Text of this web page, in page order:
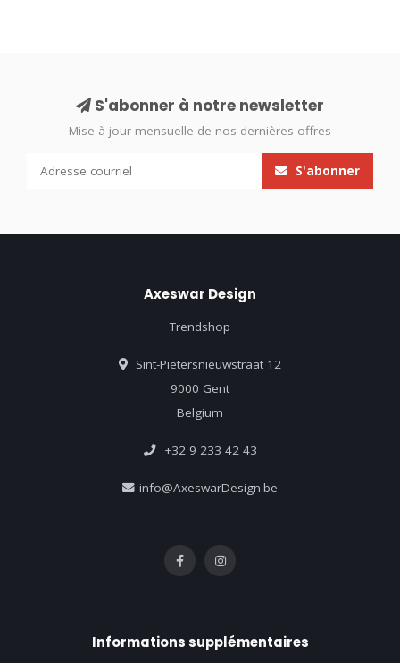
S'abonner à notre newsletter
Mise à jour mensuelle de nos dernières offres
S'abonner
Axeswar Design
Trendshop
Sint-Pietersnieuwstraat 12
9000 Gent
Belgium
+32 9 233 42 43
info@AxeswarDesign.be
Informations supplémentaires